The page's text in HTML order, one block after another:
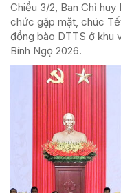
Chiều 3/2, Ban Chỉ
chức gặp mặt, chúc
đồng bào DTTS ở khu
Bính Ngọ 2026.